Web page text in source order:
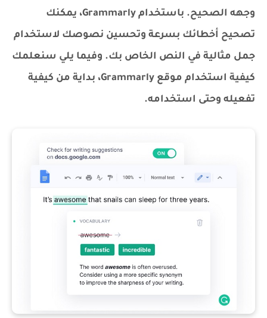
وجهه الصحيح. باستخدام Grammarly، يمكنك
تصحيح أخطائك بسرعة وتحسين نصوصك لاستخدام
جمل مثالية في النص الخاص بك. وفيما يلي سنعلمك
كيفية استخدام موقع Grammarly، بداية من كيفية
تفعيله وحتى استخدامه.